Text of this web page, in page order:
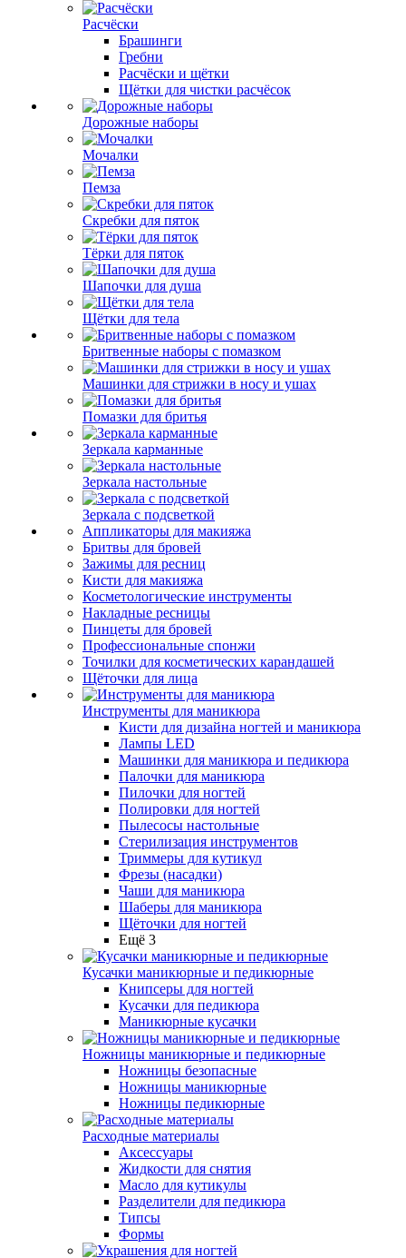
Расчёски
Брашинги
Гребни
Расчёски и щётки
Щётки для чистки расчёсок
Дорожные наборы
Мочалки
Пемза
Скребки для пяток
Тёрки для пяток
Шапочки для душа
Щётки для тела
Бритвенные наборы с помазком
Машинки для стрижки в носу и ушах
Помазки для бритья
Зеркала карманные
Зеркала настольные
Зеркала с подсветкой
Аппликаторы для макияжа
Бритвы для бровей
Зажимы для ресниц
Кисти для макияжа
Косметологические инструменты
Накладные ресницы
Пинцеты для бровей
Профессиональные спонжи
Точилки для косметических карандашей
Щёточки для лица
Инструменты для маникюра
Кисти для дизайна ногтей и маникюра
Лампы LED
Машинки для маникюра и педикюра
Палочки для маникюра
Пилочки для ногтей
Полировки для ногтей
Пылесосы настольные
Стерилизация инструментов
Триммеры для кутикул
Фрезы (насадки)
Чаши для маникюра
Шаберы для маникюра
Щёточки для ногтей
Ещё 3
Кусачки маникюрные и педикюрные
Книпсеры для ногтей
Кусачки для педикюра
Маникюрные кусачки
Ножницы маникюрные и педикюрные
Ножницы безопасные
Ножницы маникюрные
Ножницы педикюрные
Расходные материалы
Аксессуары
Жидкости для снятия
Масло для кутикулы
Разделители для педикюра
Типсы
Формы